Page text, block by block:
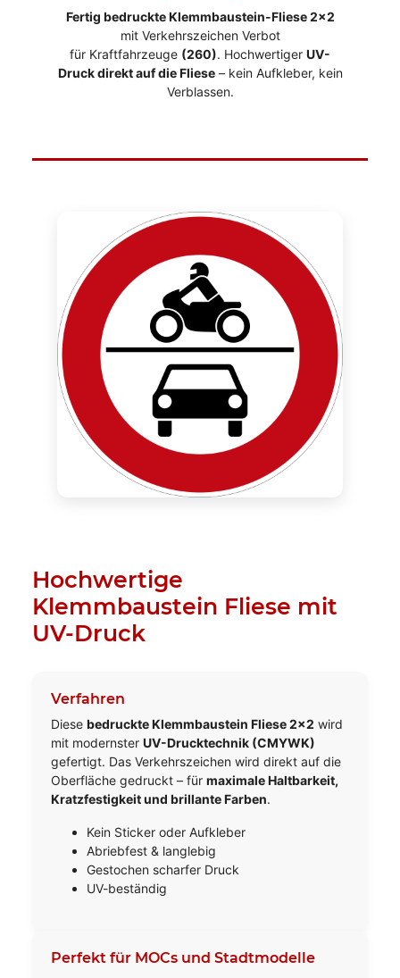
Fertig bedruckte Klemmbaustein-Fliese 2x2
mit Verkehrszeichen Verbot
für Kraftfahrzeuge (260). Hochwertiger UV-
Druck direkt auf die Fliese– kein Aufkleber, kein
Verblassen.
Hochwertige
Klemmbaustein Fliese mit
UV-Druck
Verfahren
Diese bedruckte Klemmbaustein Fliese 2x2 wird
mit modernster UV-Drucktechnik (CMYWK)
gefertigt. Das Verkehrszeichen wird direkt auf die
Oberfläche gedruckt – für maximale Haltbarkeit,
Kratzfestigkeit und brillante Farben.
Kein Sticker oder Aufkleber
Abriebfest & langlebig
Gestochen scharfer Druck
UV-beständig
Perfekt für MOCs und Stadtmodelle